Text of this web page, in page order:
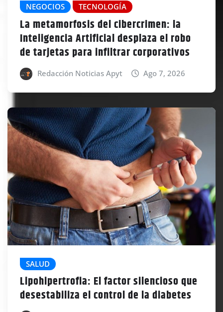
NEGOCIOS TECNOLOGÍA
La metamorfosis del cibercrimen: la
Inteligencia Artificial desplaza el robo
de tarjetas para infiltrar corporativos
Redacción Noticias Apyt Ago 7, 2026
SALUD
Lipohipertrofia: El factor silencioso que
desestabiliza el control de la diabetes